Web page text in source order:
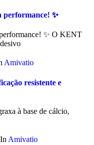
performance! ✨
✨ O KENT
Amivatio
resistente e
à base de cálcio,
In Amivatio